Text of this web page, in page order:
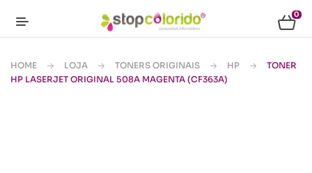
0
HOME LOJA TONERS ORIGINAIS HP
TONER
HP LASERJET ORIGINAL 508A MAGENTA (CF363A)